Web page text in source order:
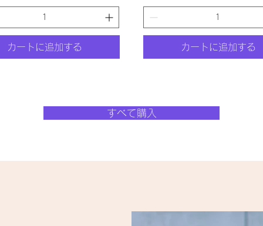
カートに追加する カートに追加する
すべて購入